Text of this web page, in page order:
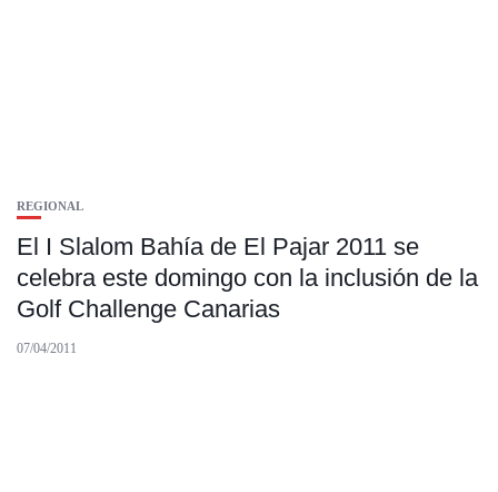
REGIONAL
El I Slalom Bahía de El Pajar 2011 se
celebra este domingo con la inclusión de la
Golf Challenge Canarias
07/04/2011